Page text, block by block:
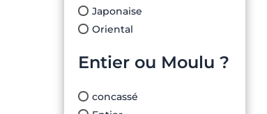
Japonaise
Oriental
Entier ou Moulu ?
concassé